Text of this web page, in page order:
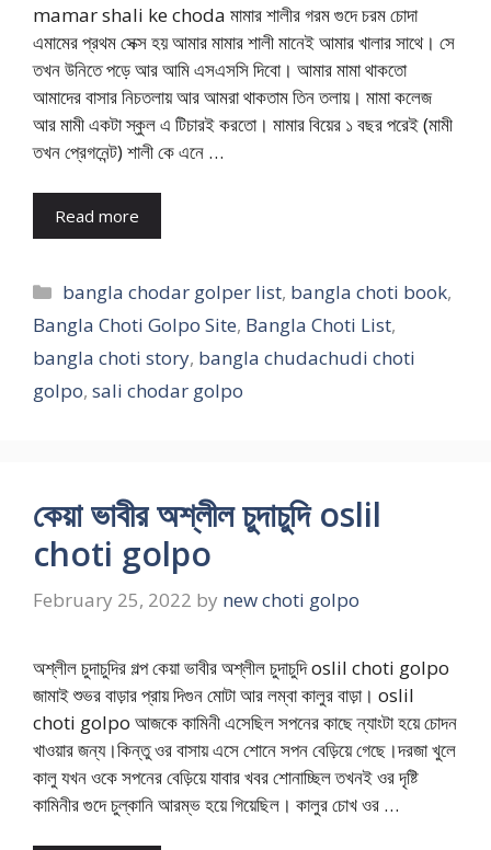
mamar shali ke choda মামার শালীর গরম গুদে চরম চোদা
এমামের প্রথম সেক্স হয় আমার মামার শালী মানেই আমার খালার সাথে। সে
তখন উনিতে পড়ে আর আমি এসএসসি দিবো। আমার মামা থাকতো
আমাদের বাসার নিচতলায় আর আমরা থাকতাম তিন তলায়। মামা কলেজ
আর মামী একটা স্কুল এ টিচারই করতো। মামার বিয়ের ১ বছর পরেই (মামী
তখন প্রেগনেন্ট) শালী কে এনে …
Read more
Categories
bangla chodar golper list, bangla choti book,
Bangla Choti Golpo Site, Bangla Choti List,
bangla choti story, bangla chudachudi choti
golpo, sali chodar golpo
কেয়া ভাবীর অশ্লীল চুদাচুদি oslil
choti golpo
February 25, 2022 by new choti golpo
অশ্লীল চুদাচুদির গল্প কেয়া ভাবীর অশ্লীল চুদাচুদি oslil choti golpo
জামাই শুভর বাড়ার প্রায় দিগুন মোটা আর লম্বা কালুর বাড়া। oslil
choti golpo আজকে কামিনী এসেছিল সপনের কাছে ন্যাংটা হয়ে চোদন
খাওয়ার জন্য।কিন্তু ওর বাসায় এসে শোনে সপন বেড়িয়ে গেছে।দরজা খুলে
কালু যখন ওকে সপনের বেড়িয়ে যাবার খবর শোনাচ্ছিল তখনই ওর দৃষ্টি
কামিনীর গুদে চুল্কানি আরম্ভ হয়ে গিয়েছিল। কালুর চোখ ওর …